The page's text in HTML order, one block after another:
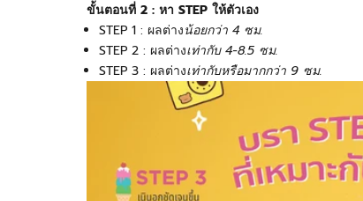
ขั้นตอนที่ 2 : หา STEP ให้ตัวเอง
STEP 1 : ผลต่างน้อยกว่า 4 ซม.
STEP 2 : ผลต่างเท่ากับ4-8.5 ซม.
STEP 3 : ผลต่างเท่ากับหรือมากกว่า 9 ซม.